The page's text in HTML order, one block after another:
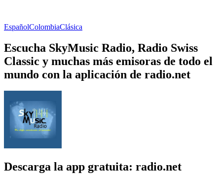
EspañolColombiaClásica
Escucha SkyMusic Radio, Radio Swiss
Classic y muchas más emisoras de todo el
mundo con la aplicación de radio.net
Descarga la app gratuita: radio.net